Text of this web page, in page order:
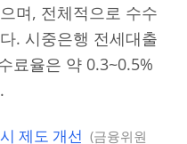
며, 전체적으로 수수
. 시중은행 전세대출
료율은 약 0.3~0.5%
제도 개선
금융위원